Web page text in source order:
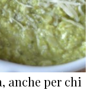
anche per chi